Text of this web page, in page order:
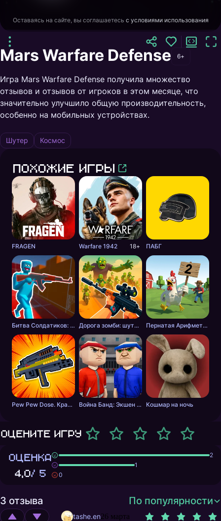
Оставаясь на сайте, вы соглашаетесь с условиями использования
Mars Warfare Defense 6+
Игра Mars Warfare Defense получила множество
отзывов и отзывов от игроков в этом месяце, что
значительно улучшило общую производительность,
особенно на мобильных устройствах.
Шутер Космос
Похожие игры
FRAGEN Warfare 1942 18+ ПАБГ
Битва Солдатиков: Красные против Синих Дорога зомби: шутер с разрушениями Пернатая Арифметика
Pew Pew Dose. Крафт оружия Война Банд: Экшен шутер Кошмар на ночь
Оцените игру
ОЦЕНКА
4,0/ 5
2
1
0
3 отзыва По популярности
tashe.en26 марта